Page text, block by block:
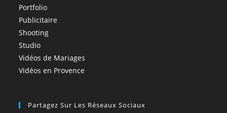
Portfolio
Publicitaire
Shooting
Studio
Vidéos de Mariages
Vidéos en Provence
Partagez Sur Les Réseaux Sociaux